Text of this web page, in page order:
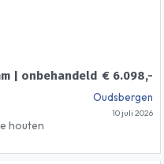
€ 6.098,-
| onbehandeld
Oudsbergen
10 juli 2026
houten
Met